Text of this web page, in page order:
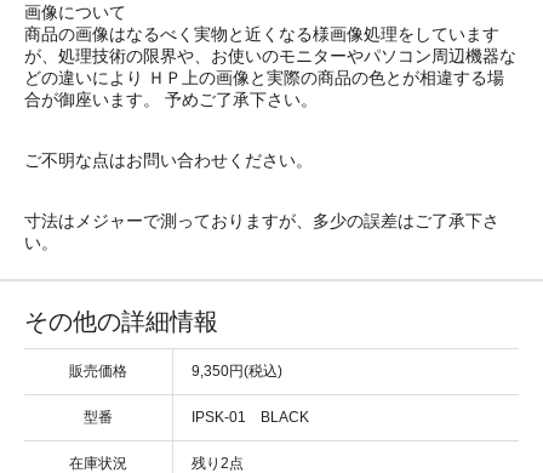
画像について
商品の画像はなるべく実物と近くなる様画像処理をしています
が、処理技術の限界や、お使いのモニターやパソコン周辺機器な
どの違いにより ＨＰ上の画像と実際の商品の色とが相違する場
合が御座います。 予めご了承下さい。
ご不明な点はお問い合わせください。
寸法はメジャーで測っておりますが、多少の誤差はご了承下さ
い。
その他の詳細情報
販売価格 9,350円(税込)
型番 IPSK-01 BLACK
在庫状況 残り2点